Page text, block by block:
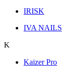
IRISK
IVA NAILS
K
Kaizer Pro